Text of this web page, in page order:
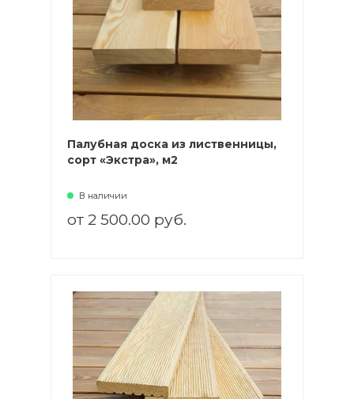
Палубная доска из лиственницы,
сорт «Экстра», м2
В наличии
от 2 500.00 руб.